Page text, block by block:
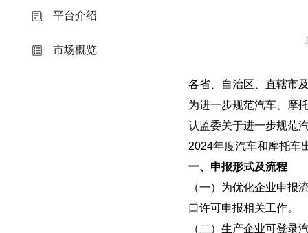
平台介绍
市场概览
各省、自治区、直辖市
为进一步规范汽车、摩
认监委关于进一步规范
2024年度汽车和摩托车
一、申报形式及流程
（一）为优化企业申报
口许可申报相关工作。
（二）生产企业可登录